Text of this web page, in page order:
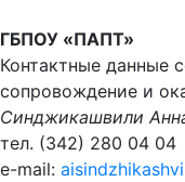
ГБПОУ «ПАПТ»
Контактные данные
сопровождение и
Синджикашвили
тел. (342) 280 04 04
e-mail: